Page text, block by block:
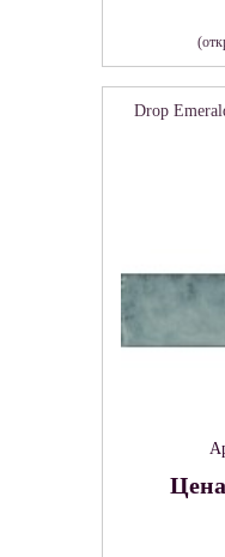
Drop